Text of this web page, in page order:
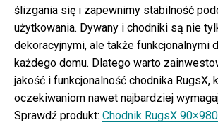
ślizgania się i zapewnimy stabilność
użytkowania. Dywany i chodniki są nie
dekoracyjnymi, ale także funkcjonalnymi
każdego domu. Dlatego warto
jakość i funkcjonalność chodnika RugsX,
oczekiwaniom nawet najbardziej
Sprawdź produkt: Chodnik RugsX